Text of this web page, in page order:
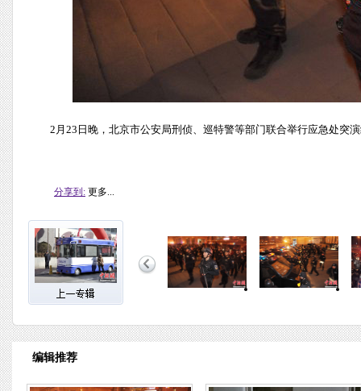
2月23日晚，北京市公安局刑侦、巡特警等部门联合举行应急处突
分享到: 更多...
编辑推荐